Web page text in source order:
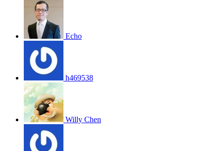
Echo
h469538
Willy Chen